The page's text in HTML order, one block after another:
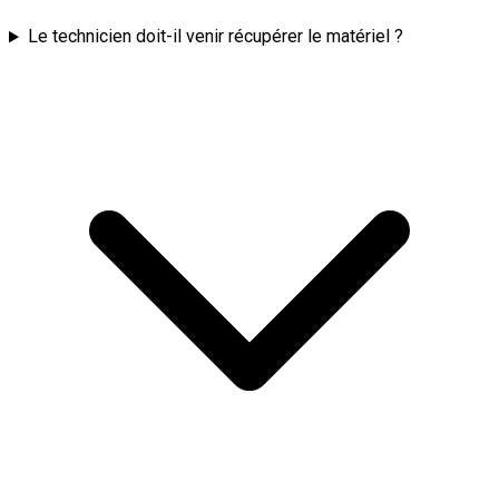
Le technicien doit-il venir récupérer le matériel ?